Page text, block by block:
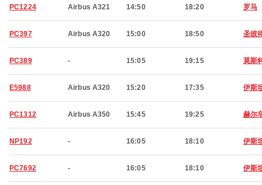
PC1224 Airbus A321 14:50 18:20 罗马
PC397 Airbus A320 15:00 18:50 圣彼
PC389 - 15:05 19:15 莫斯
E5988 Airbus A320 15:20 17:35 伊斯
PC1312 Airbus A350 15:45 19:25 赫尔
NP192 - 16:05 18:10 伊斯
PC7692 - 16:05 18:10 伊斯